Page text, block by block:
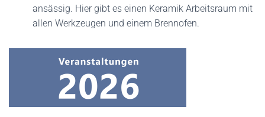
ansässig. Hier gibt es einen Keramik Arbeitsraum mit
allen Werkzeugen und einem Brennofen.